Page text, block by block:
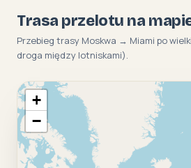
Trasa przelotu na
Przebieg trasy Moskwa → Miami po
droga między lotniskami).
+
−